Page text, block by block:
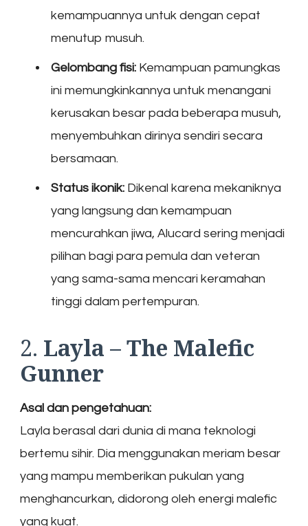
kemampuannya untuk dengan cepat
menutup musuh.
Gelombang fisi: Kemampuan pamungkas
ini memungkinkannya untuk menangani
kerusakan besar pada beberapa musuh,
menyembuhkan dirinya sendiri secara
bersamaan.
Status ikonik: Dikenal karena mekaniknya
yang langsung dan kemampuan
mencurahkan jiwa, Alucard sering menjadi
pilihan bagi para pemula dan veteran
yang sama-sama mencari keramahan
tinggi dalam pertempuran.
2. Layla – The Malefic
Gunner
Asal dan pengetahuan:
Layla berasal dari dunia di mana teknologi
bertemu sihir. Dia menggunakan meriam besar
yang mampu memberikan pukulan yang
menghancurkan, didorong oleh energi malefic
yang kuat.